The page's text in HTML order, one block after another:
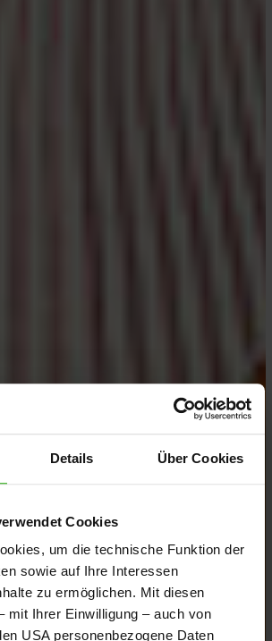
Details Über Cookies
Cookies
um die technische Funktion der
sowie auf Ihre Interessen
zu ermöglichen. Mit diesen
mit Ihrer Einwilligung – auch von
USA personenbezogene Daten